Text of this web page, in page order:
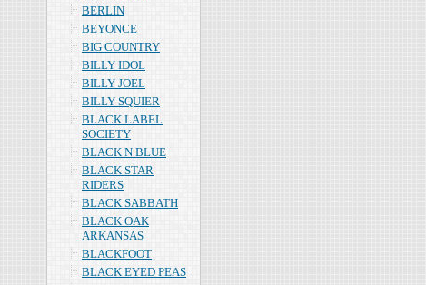
BERLIN
BEYONCE
BIG COUNTRY
BILLY IDOL
BILLY JOEL
BILLY SQUIER
BLACK LABEL
SOCIETY
BLACK N BLUE
BLACK STAR
RIDERS
BLACK SABBATH
BLACK OAK
ARKANSAS
BLACKFOOT
BLACK EYED PEAS